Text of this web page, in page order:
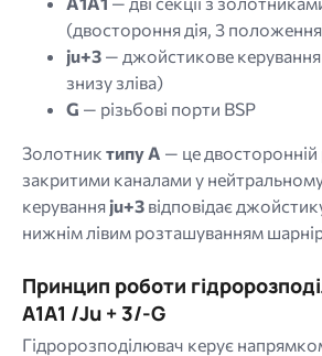
(двостороння дія, 3
ju+3 — джойстикове керування
знизу зліва)
G — різьбові порти BSP
Золотник типу A — це двосторонній
закритими каналами у
керуванняju+3 відповідає
нижнім лівим розташуванням
Принцип роботи
A1A1 /Ju + 3/-G
Гідророзподілювач керує